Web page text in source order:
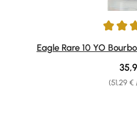
Durchschnittliche
Eagle Rare 10 YO
(51,29 €